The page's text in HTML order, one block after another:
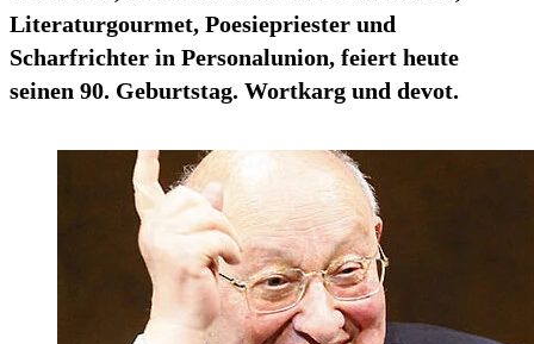
Literaturgourmet, Poesiepriester und
Scharfrichter in Personalunion, feiert heute
seinen 90. Geburtstag. Wortkarg und devot.